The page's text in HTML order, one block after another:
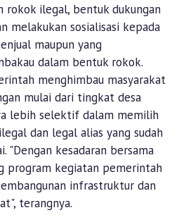
rokok ilegal, bentuk dukungan
melakukan sosialisasi kepada
maupun yang
dalam bentuk rokok.
menghimbau masyarakat
mulai dari tingkat desa
lebih selektif dalam memilih
dan legal alias yang sudah
"Dengan kesadaran bersama
program kegiatan pemerintah
infrastruktur dan
terangnya.